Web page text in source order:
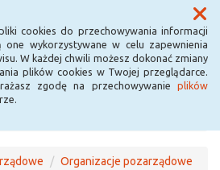
cookies do przechowywania informacji
wykorzystywane w celu zapewnienia
W każdej chwili możesz dokonać zmiany
plików cookies w Twojej przeglądarce.
zgodę na przechowywanie plików
Menu
Organizacje pozarządowe